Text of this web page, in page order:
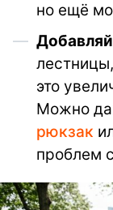
но ещё
это
Можно
рюкзак
проблем